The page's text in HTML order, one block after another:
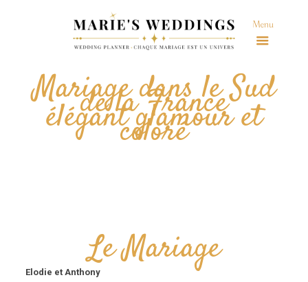
Menu
Mariage dans le Sud
de la France
élégant glamour et
coloré
Le Mariage
Elodie et Anthony